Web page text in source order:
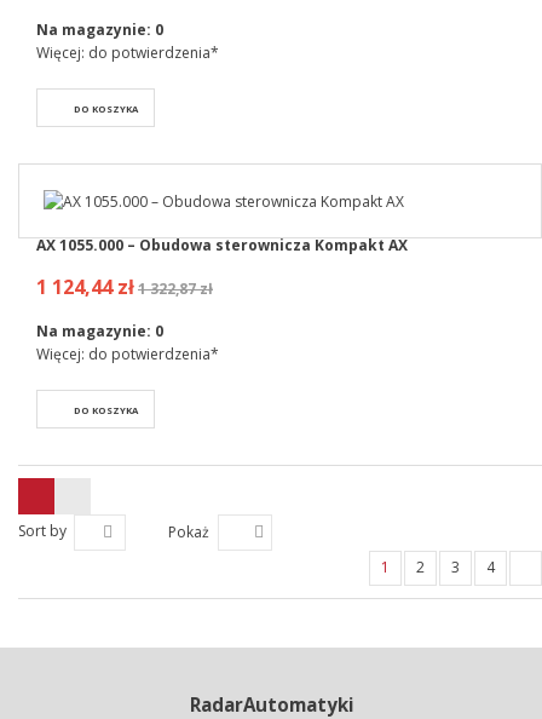
Na magazynie: 0
Więcej: do potwierdzenia*
DO KOSZYKA
AX 1055.000 – Obudowa sterownicza Kompakt AX
1 124,44 zł1 322,87 zł
Na magazynie: 0
Więcej: do potwierdzenia*
DO KOSZYKA
Sort by
Pokaż
1
2 3 4
RadarAutomatyki